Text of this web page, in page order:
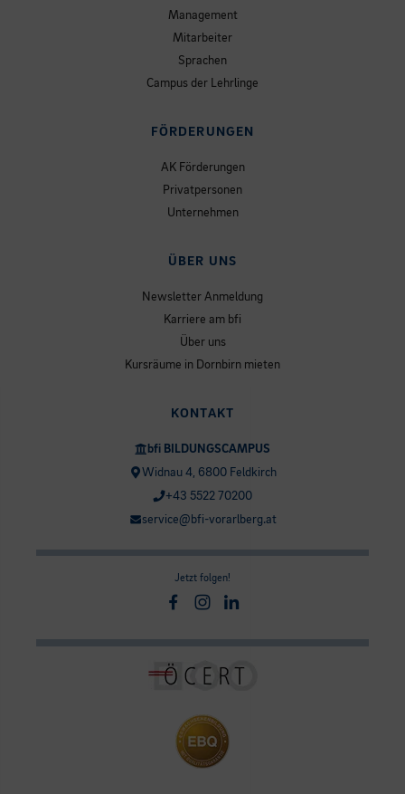
Management
Mitarbeiter
Sprachen
Campus der Lehrlinge
FÖRDERUNGEN
AK Förderungen
Privatpersonen
Unternehmen
ÜBER UNS
Newsletter Anmeldung
Karriere am bfi
Über uns
Kursräume in Dornbirn mieten
KONTAKT
bfi BILDUNGSCAMPUS
Widnau 4, 6800 Feldkirch
+43 5522 70200
service@bfi-vorarlberg.at
Jetzt folgen!
Facebook
Instagram
Linkedin